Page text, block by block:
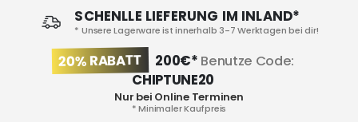
SCHENLLE LIEFERUNG IM INLAND*
* Unsere Lagerware ist innerhalb 3-7 Werktagen bei dir!
20% RABATT 200€* Benutze Code:
CHIPTUNE20
Nur bei Online Terminen
* Minimaler Kaufpreis